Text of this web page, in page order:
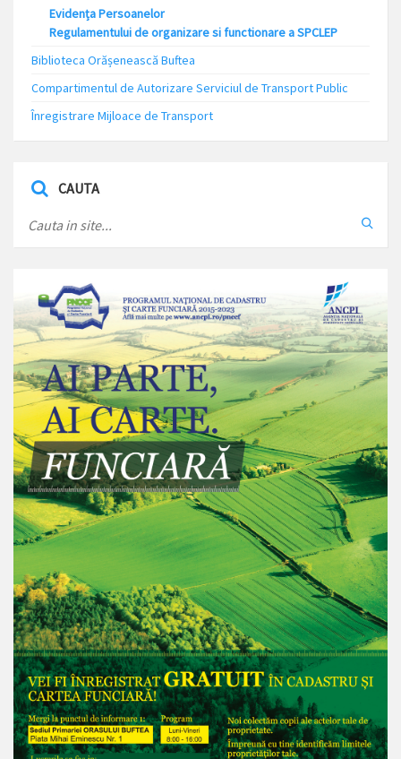
Evidența Persoanelor
Regulamentului de organizare si functionare a SPCLEP
Biblioteca Orășenească Buftea
Compartimentul de Autorizare Serviciul de Transport Public
Înregistrare Mijloace de Transport
CAUTA